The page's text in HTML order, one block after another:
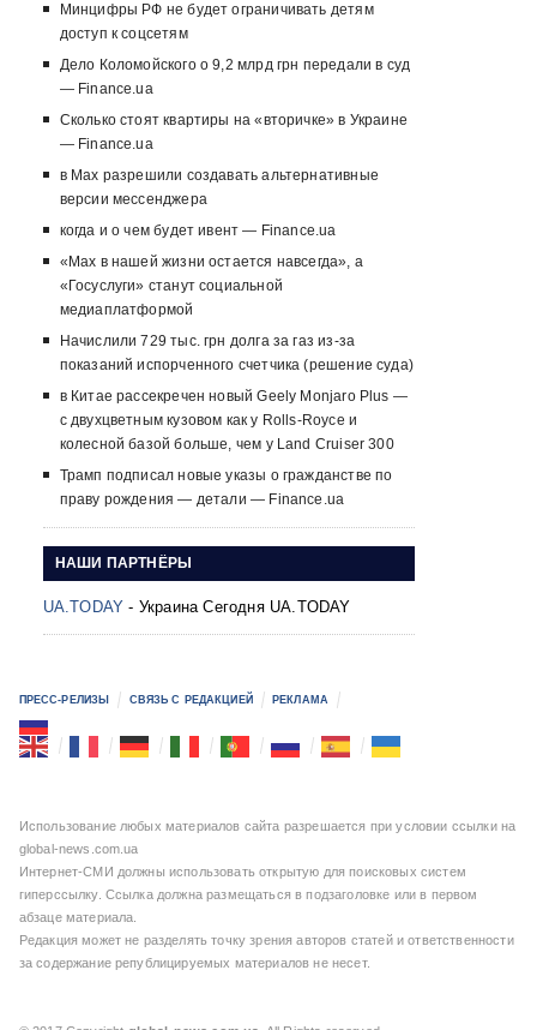
Минцифры РФ не будет ограничивать детям
доступ к соцсетям
Дело Коломойского о 9,2 млрд грн передали в суд
— Finance.ua
Сколько стоят квартиры на «вторичке» в Украине
— Finance.ua
в Max разрешили создавать альтернативные
версии мессенджера
когда и о чем будет ивент — Finance.ua
«Max в нашей жизни остается навсегда», а
«Госуслуги» станут социальной
медиаплатформой
Начислили 729 тыс. грн долга за газ из-за
показаний испорченного счетчика (решение суда)
в Китае рассекречен новый Geely Monjaro Plus —
с двухцветным кузовом как у Rolls-Royce и
колесной базой больше, чем у Land Cruiser 300
Трамп подписал новые указы о гражданстве по
праву рождения — детали — Finance.ua
НАШИ ПАРТНЁРЫ
UA.TODAY - Украина Сегодня UA.TODAY
ПРЕСС-РЕЛИЗЫ СВЯЗЬ С РЕДАКЦИЕЙ РЕКЛАМА
Использование любых материалов сайта разрешается при условии ссылки на
global-news.com.ua
Интернет-СМИ должны использовать открытую для поисковых систем
гиперссылку. Ссылка должна размещаться в подзаголовке или в первом
абзаце материала.
Редакция может не разделять точку зрения авторов статей и ответственности
за содержание републицируемых материалов не несет.